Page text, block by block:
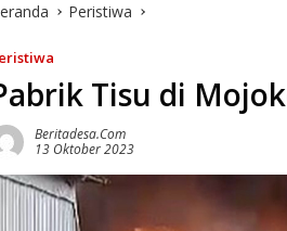
Peristiwa
Tisu di
Beritadesa.com
13 Oktober 2023